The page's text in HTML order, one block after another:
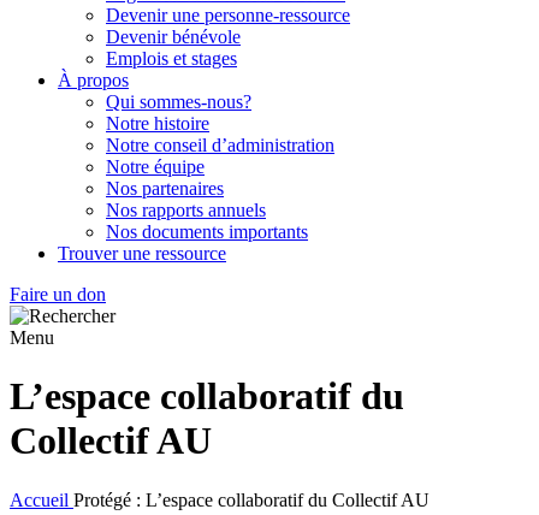
Devenir une personne-ressource
Devenir bénévole
Emplois et stages
À propos
Qui sommes-nous?
Notre histoire
Notre conseil d’administration
Notre équipe
Nos partenaires
Nos rapports annuels
Nos documents importants
Trouver une ressource
Faire un don
Menu
L’espace collaboratif du
Collectif AU
Accueil Protégé : L’espace collaboratif du Collectif AU